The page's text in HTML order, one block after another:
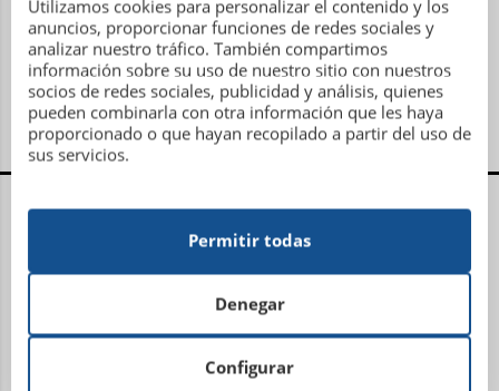
15001 La Coruña
Email:administracion@sdhipicalacoruna.com
Utilizamos cookies para personalizar el contenido y los
anuncios, proporcionar funciones de redes sociales y
analizar nuestro tráfico. También compartimos
información sobre su uso de nuestro sitio con nuestros
socios de redes sociales, publicidad y análisis, quienes
pueden combinarla con otra información que les haya
proporcionado o que hayan recopilado a partir del uso de
sus servicios.
Configurar
Denegar
Permitir todas